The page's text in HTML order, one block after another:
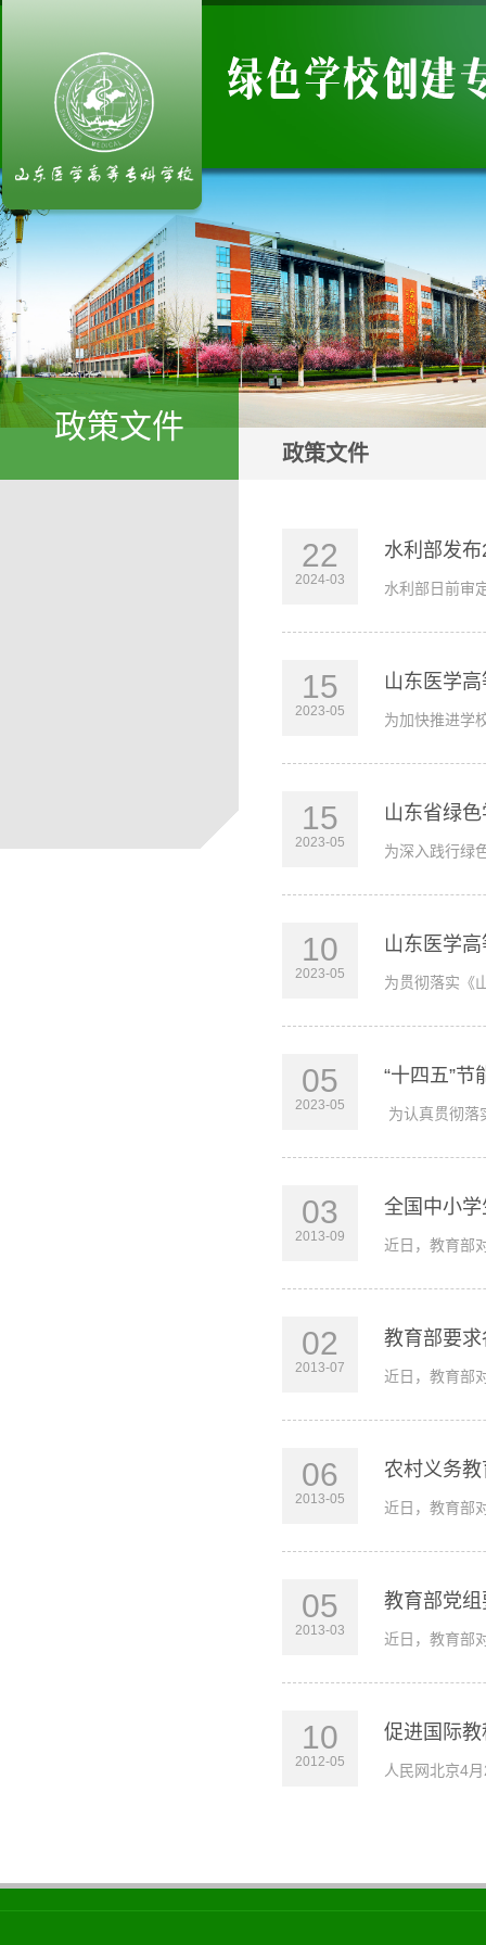
政策文件
政策文件
22
2024-03
水利部发
水利部日前审
15
2023-05
山东医学
为加快推进学
15
2023-05
山东省绿
为深入践行绿
10
2023-05
山东医学
为贯彻落实《
05
2023-05
“十四五”
为认真贯彻
03
2013-09
全国中小
近日，教育部
02
2013-07
教育部要
近日，教育部
06
2013-05
农村义务
近日，教育部
05
2013-03
教育部党
近日，教育部
10
2012-05
促进国际
人民网北京4